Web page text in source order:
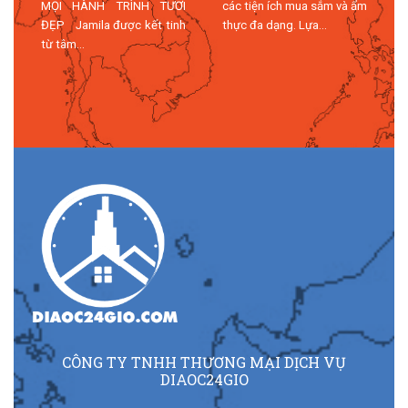
MỌI HÀNH TRÌNH TƯƠI
ĐẸP Jamila được kết tinh
từ tâm...
các tiện ích mua sắm và ẩm
thực đa dạng. Lựa...
CÔNG TY TNHH THƯƠNG MẠI DỊCH VỤ
DIAOC24GIO